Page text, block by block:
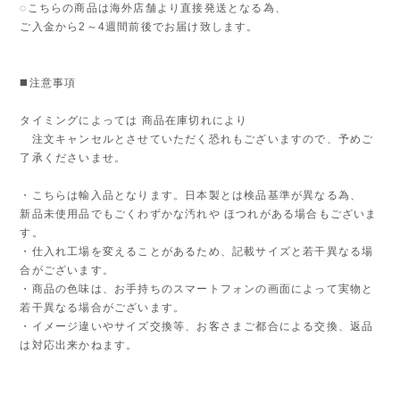
◌こちらの商品は海外店舗より直接発送となる為、
ご入金から2～4週間前後でお届け致します。
◼️注意事項
タイミングによっては 商品在庫切れにより
注文キャンセルとさせていただく恐れもございますので、予めご
了承くださいませ。
・こちらは輸入品となります。日本製とは検品基準が異なる為、
新品未使用品でもごくわずかな汚れや ほつれがある場合もございま
す。
・仕入れ工場を変えることがあるため、記載サイズと若干異なる場
合がございます。
・商品の色味は、お手持ちのスマートフォンの画面によって実物と
若干異なる場合がございます。
・イメージ違いやサイズ交換等、お客さまご都合による交換、返品
は対応出来かねます。